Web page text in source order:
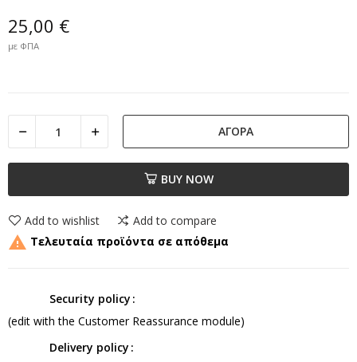
25,00 €
με ΦΠΑ
ΑΓΟΡΆ
BUY NOW
Add to wishlist Add to compare
 Τελευταία προϊόντα σε απόθεμα
Security policy
(edit with the Customer Reassurance module)
Delivery policy